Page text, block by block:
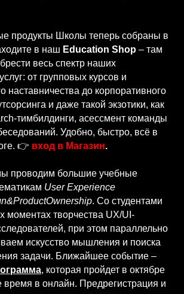
продукты Школы теперь собраны в
в наш Education Shop – там
весь спектр наших
от групповых курсов и
наставничества до корпоративного
и даже такой экзотики, как
тимбилдинги, асессмент команды
Удобно, быстро, всё в
👉 вход в Магазин.
проводим большие учебные
User Experience
. Со студентами
моментах творчества UX/UI-
при этом параллельно
искусство мышления и поиска
задачи. Ближайшее событие –
, которая пройдет в октябре
время в онлайн. Предрегистрация и